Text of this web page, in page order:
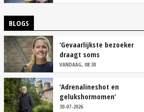
BLOGS
‘Gevaarlijkste bezoeker
draagt soms
overschoenen’
VANDAAG, 08:30
‘Adrenalineshot en
gelukshormomen’
30-07-2026